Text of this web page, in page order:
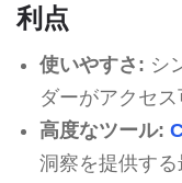
利点
使いやすさ: シ
ダーがアクセス
高度なツール:
洞察を提供する